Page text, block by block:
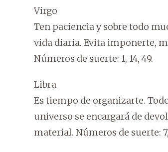
Virgo
Ten paciencia y sobre todo
vida diaria. Evita imponerte,
Números de suerte: 1, 14, 49.
Libra
Es tiempo de organizarte.
universo se encargará de
material. Números de suerte: 7,